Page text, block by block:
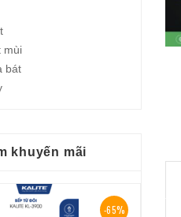
mùi
bát
khuyến mãi
-65%